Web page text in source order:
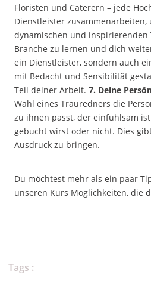
Floristen und Caterern – jede
Dienstleister
dynamischen und inspirierenden
Branche zu lernen und dich
ein Dienstleister, sondern auch
mit Bedacht und Sensibilität
Teil deiner Arbeit. 7. Deine
Wahl eines Trauredners die
zu ihnen passt, der einfühlsam
gebucht wirst oder nicht. Dies
Ausdruck zu bringen.
Du möchtest mehr als ein paar
unseren Kurs Möglichkeiten, die
Tags :